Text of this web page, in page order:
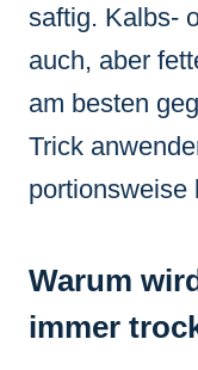
saftig. Kalbs-
auch, aber
am besten
Trick
portionsweise
Warum
immer